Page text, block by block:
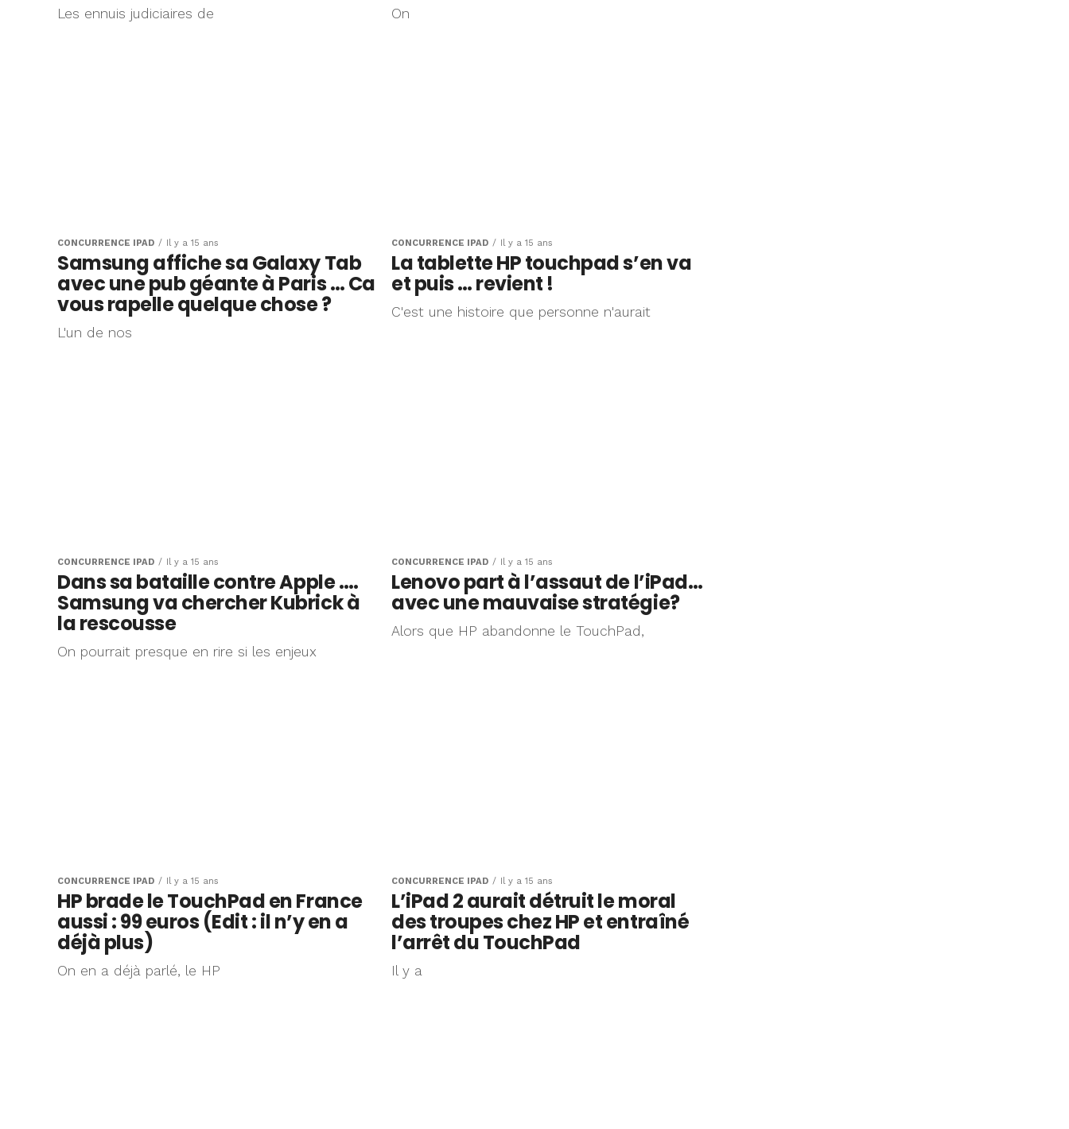
Les ennuis judiciaires de On
CONCURRENCE IPAD Il y a 15 ans
Samsung affiche sa Galaxy Tab
avec une pub géante à Paris … Ca
vous rapelle quelque chose ?
L'un de nos
CONCURRENCE IPAD Il y a 15 ans
La tablette HP touchpad s’en va
et puis … revient !
C'est une histoire que personne n'aurait
CONCURRENCE IPAD Il y a 15 ans
Dans sa bataille contre Apple ….
Samsung va chercher Kubrick à
la rescousse
On pourrait presque en rire si les enjeux
CONCURRENCE IPAD Il y a 15 ans
Lenovo part à l’assaut de l’iPad…
avec une mauvaise stratégie?
Alors que HP abandonne le TouchPad,
CONCURRENCE IPAD Il y a 15 ans
HP brade le TouchPad en France
aussi : 99 euros (Edit : il n’y en a
déjà plus)
On en a déjà parlé, le HP
CONCURRENCE IPAD Il y a 15 ans
L’iPad 2 aurait détruit le moral
des troupes chez HP et entraîné
l’arrêt du TouchPad
Il y a